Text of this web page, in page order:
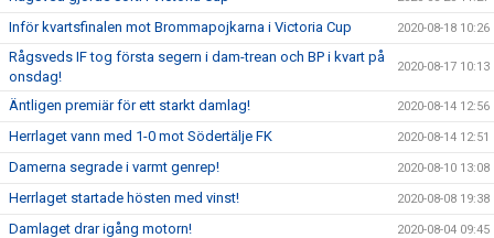
Inför kvartsfinalen mot Brommapojkarna i Victoria Cup 2020-08-18 10:26
Rågsveds IF tog första segern i dam-trean och BP i kvart på
onsdag!
2020-08-17 10:13
Äntligen premiär för ett starkt damlag! 2020-08-14 12:56
Herrlaget vann med 1-0 mot Södertälje FK 2020-08-14 12:51
Damerna segrade i varmt genrep! 2020-08-10 13:08
Herrlaget startade hösten med vinst! 2020-08-08 19:38
Damlaget drar igång motorn! 2020-08-04 09:45